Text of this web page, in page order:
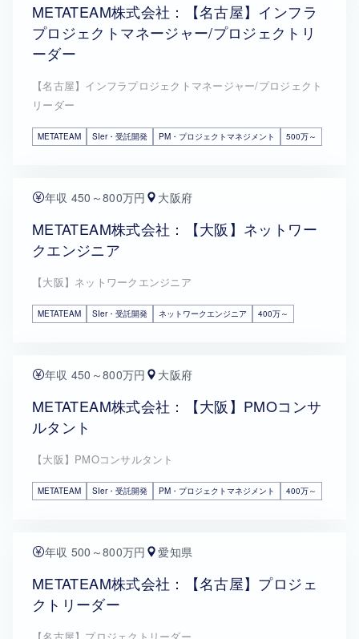
METATEAM株式会社：【名古屋】インフラ
プロジェクトマネージャー/プロジェクトリ
ーダー
【名古屋】インフラプロジェクトマネージャー/プロジェクト
リーダー
METATEAM SIer・受託開発 PM・プロジェクトマネジメント 500万～
年収 450～800万円 大阪府
METATEAM株式会社：【大阪】ネットワー
クエンジニア
【大阪】ネットワークエンジニア
METATEAM SIer・受託開発 ネットワークエンジニア 400万～
年収 450～800万円 大阪府
METATEAM株式会社：【大阪】PMOコンサ
ルタント
【大阪】PMOコンサルタント
METATEAM SIer・受託開発 PM・プロジェクトマネジメント 400万～
年収 500～800万円 愛知県
METATEAM株式会社：【名古屋】プロジェ
クトリーダー